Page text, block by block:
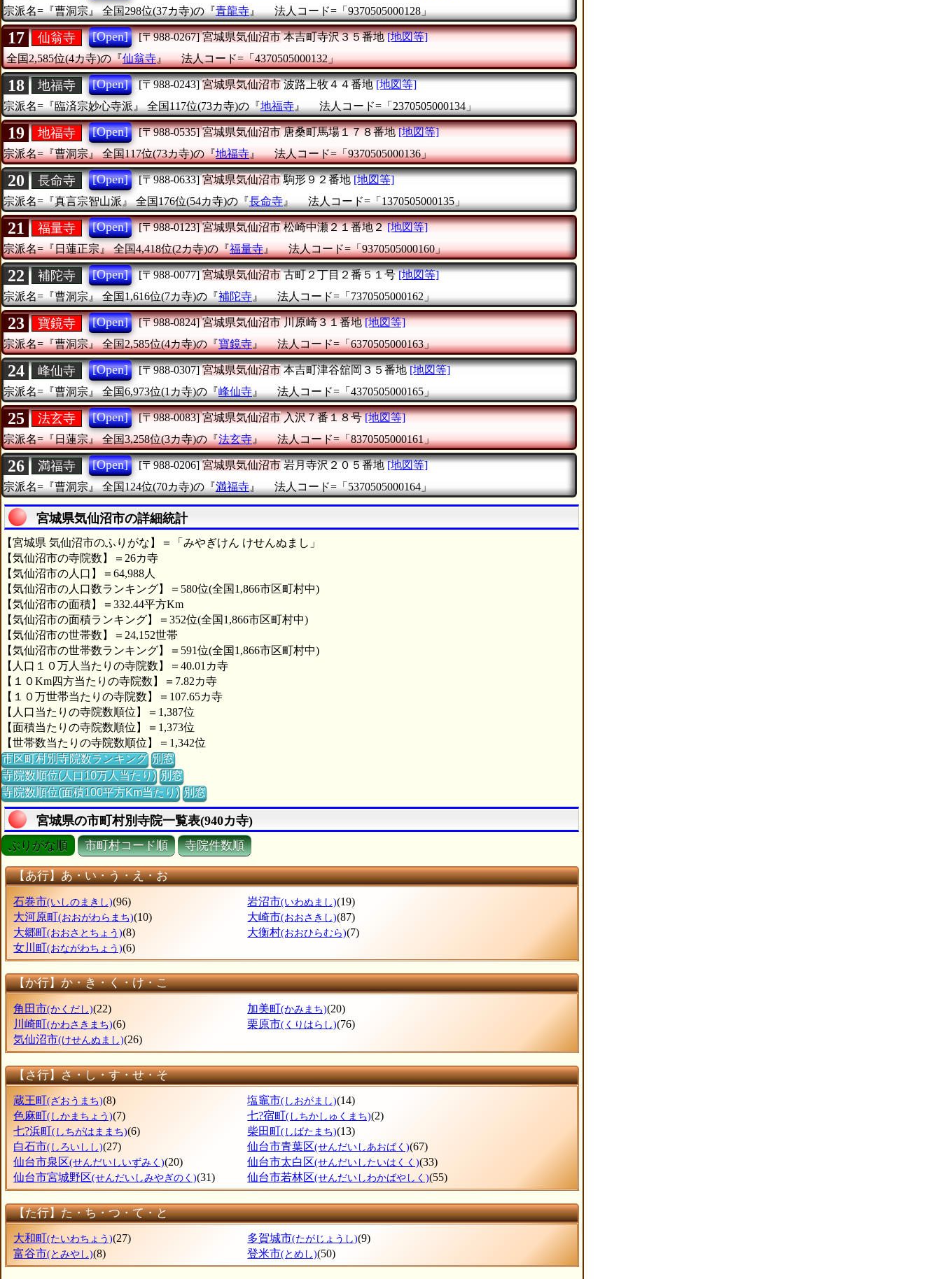
宗派名=『曹洞宗』
全国298位(37カ寺)の『青龍寺 』 法人コード=「9370505000128」
17 仙翁寺 [Open] [〒988-0267] 宮城県気仙沼市本吉町寺沢３５番地 [地図等]
全国2,585位(4カ寺)の『仙翁寺』 法人コード=「4370505000132」
18 地福寺 [Open] [〒988-0243] 宮城県気仙沼市波路上牧４４番地 [地図等]
宗派名=『臨済宗妙心寺派』
全国117位(73カ寺)の『地福寺 』 法人コード=「2370505000134」
19 地福寺 [Open] [〒988-0535] 宮城県気仙沼市唐桑町馬場１７８番地 [地図等]
宗派名=『曹洞宗』 全国117位(73カ寺)の『地福寺』 法人コード=「9370505000136」
20 長命寺 [Open] [〒988-0633] 宮城県気仙沼市駒形９２番地 [地図等]
宗派名=『真言宗智山派』
全国176位(54カ寺)の『長命寺 』 法人コード=「1370505000135」
21 福量寺 [Open] [〒988-0123] 宮城県気仙沼市松崎中瀬２１番地２ [地図等]
宗派名=『日蓮正宗』 全国4,418位(2カ寺)の『福量寺』 法人コード=「9370505000160」
22 補陀寺 [Open] [〒988-0077] 宮城県気仙沼市古町２丁目２番５１号 [地図等]
宗派名=『曹洞宗』
全国1,616位(7カ寺)の『補陀寺 』 法人コード=「7370505000162」
23 寶鏡寺 [Open] [〒988-0824] 宮城県気仙沼市川原崎３１番地 [地図等]
宗派名=『曹洞宗』 全国2,585位(4カ寺)の『寶鏡寺』 法人コード=「6370505000163」
24 峰仙寺 [Open] [〒988-0307] 宮城県気仙沼市本吉町津谷舘岡３５番地 [地図等]
宗派名=『曹洞宗』
全国6,973位(1カ寺)の『峰仙寺 』 法人コード=「4370505000165」
25 法玄寺 [Open] [〒988-0083] 宮城県気仙沼市入沢７番１８号 [地図等]
宗派名=『日蓮宗』 全国3,258位(3カ寺)の『法玄寺』 法人コード=「8370505000161」
26 満福寺 [Open] [〒988-0206] 宮城県気仙沼市岩月寺沢２０５番地 [地図等]
宗派名=『曹洞宗』
全国124位(70カ寺)の『満福寺 』 法人コード=「5370505000164」
宮城県気仙沼市の詳細統計
【宮城県 気仙沼市のふりがな】＝「みやぎけん けせんぬまし」
【気仙沼市の寺院数】＝26カ寺
【気仙沼市の人口】＝64,988人
【気仙沼市の人口数ランキング】＝580位(全国1,866市区町村中)
【気仙沼市の面積】＝332.44平方Km
【気仙沼市の面積ランキング】＝352位(全国1,866市区町村中)
【気仙沼市の世帯数】＝24,152世帯
【気仙沼市の世帯数ランキング】＝591位(全国1,866市区町村中)
【人口１０万人当たりの寺院数】＝40.01カ寺
【１０Km四方当たりの寺院数】＝7.82カ寺
【１０万世帯当たりの寺院数】＝107.65カ寺
【人口当たりの寺院数順位】＝1,387位
【面積当たりの寺院数順位】＝1,373位
【世帯数当たりの寺院数順位】＝1,342位
市区町村別寺院数ランキング 別窓
寺院数順位(人口10万人当たり) 別窓
寺院数順位(面積100平方Km当たり) 別窓
宮城県の市町村別寺院一覧表(940カ寺)
ぶりがな順 市町村コード順 寺院件数順
【あ行】あ・い・う・え・お
石巻市(いしのまきし)(96) 岩沼市(いわぬまし)(19)
大河原町(おおがわらまち)(10) 大崎市(おおさきし)(87)
大郷町(おおさとちょう)(8) 大衡村(おおひらむら)(7)
女川町(おながわちょう)(6)
【か行】か・き・く・け・こ
角田市(かくだし)(22) 加美町(かみまち)(20)
川崎町(かわさきまち)(6) 栗原市(くりはらし)(76)
気仙沼市(けせんぬまし)(26)
【さ行】さ・し・す・せ・そ
蔵王町(ざおうまち)(8) 塩竈市(しおがまし)(14)
色麻町(しかまちょう)(7) 七?宿町(しちかしゅくまち)(2)
七?浜町(しちがはままち)(6) 柴田町(しばたまち)(13)
白石市(しろいしし)(27) 仙台市青葉区(せんだいしあおばく)(67)
仙台市泉区(せんだいしいずみく)(20) 仙台市太白区(せんだいしたいはくく)(33)
仙台市宮城野区(せんだいしみやぎのく)(31) 仙台市若林区(せんだいしわかばやしく)(55)
【た行】た・ち・つ・て・と
大和町(たいわちょう)(27) 多賀城市(たがじょうし)(9)
富谷市(とみやし)(8) 登米市(とめし)(50)